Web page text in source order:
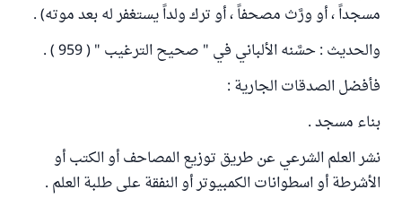
مسجداً ، أو ورَّث مصحفاً ، أو ترك ولداً يستغفر له بعد موته) . ‌
والحديث : حسَّنه الألباني في " صحيح الترغيب " ( 959 ) .
فأفضل الصدقات الجارية :
بناء مسجد .
نشر العلم الشرعي عن طريق توزيع المصاحف أو الكتب أو
الأشرطة أو اسطوانات الكمبيوتر أو النفقة على طلبة العلم .